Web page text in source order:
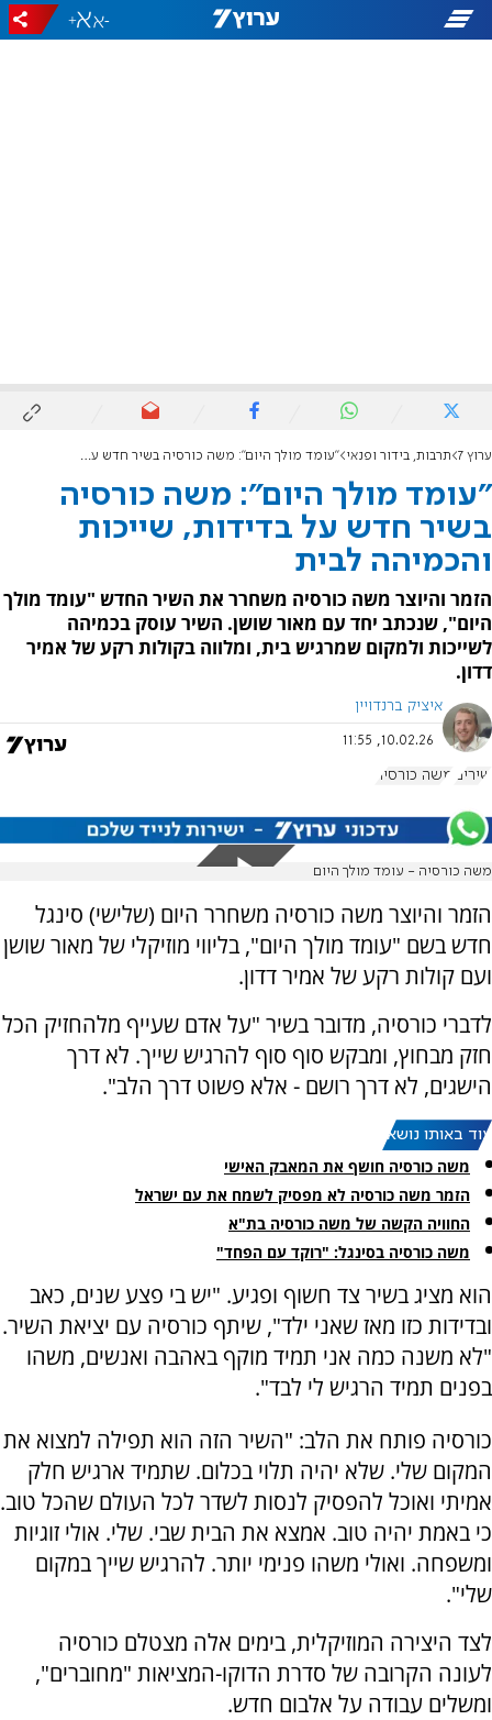
-
+
ערוץ 7 תרבות, בידור ופנאי "עומד מולך היום": משה כורסיה בשיר חדש על בדידות, שייכות והכמיהה לבית
"עומד מולך היום": משה כורסיה
בשיר חדש על בדידות, שייכות
והכמיהה לבית
הזמר והיוצר משה כורסיה משחרר את השיר החדש "עומד מולך
היום", שנכתב יחד עם מאור שושן. השיר עוסק בכמיהה
לשייכות ולמקום שמרגיש בית, ומלווה בקולות רקע של אמיר
דדון.
איציק ברנדויין
10.02.26, 11:55
שירים משה כורסיה
משה כורסיה - עומד מולך היום
הזמר והיוצר משה כורסיה משחרר היום (שלישי) סינגל
חדש בשם "עומד מולך היום", בליווי מוזיקלי של מאור שושן
ועם קולות רקע של אמיר דדון.
לדברי כורסיה, מדובר בשיר "על אדם שעייף מלהחזיק הכל
חזק מבחוץ, ומבקש סוף סוף להרגיש שייך. לא דרך
הישגים, לא דרך רושם - אלא פשוט דרך הלב".
עוד באותו נושא:
משה כורסיה חושף את המאבק האישי
הזמר משה כורסיה לא מפסיק לשמח את עם ישראל
החוויה הקשה של משה כורסיה בת"א
משה כורסיה בסינגל: "רוקד עם הפחד"
הוא מציג בשיר צד חשוף ופגיע. "יש בי פצע שנים, כאב
ובדידות כזו מאז שאני ילד", שיתף כורסיה עם יציאת השיר.
"לא משנה כמה אני תמיד מוקף באהבה ואנשים, משהו
בפנים תמיד הרגיש לי לבד".
כורסיה פותח את הלב: "השיר הזה הוא תפילה למצוא את
המקום שלי. שלא יהיה תלוי בכלום. שתמיד ארגיש חלק
אמיתי ואוכל להפסיק לנסות לשדר לכל העולם שהכל טוב.
כי באמת יהיה טוב. אמצא את הבית שבי. שלי. אולי זוגיות
ומשפחה. ואולי משהו פנימי יותר. להרגיש שייך במקום
שלי".
לצד היצירה המוזיקלית, בימים אלה מצטלם כורסיה
לעונה הקרובה של סדרת הדוקו-המציאות "מחוברים",
ומשלים עבודה על אלבום חדש.